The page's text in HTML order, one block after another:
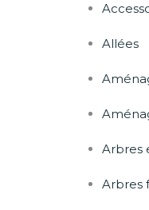
Allées
Arbres
Arbres